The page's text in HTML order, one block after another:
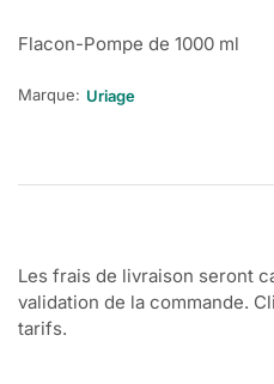
Flacon-Pompe de 1000 ml
Marque: Uriage
Les frais de livraison seront
validation de la commande.
tarifs.